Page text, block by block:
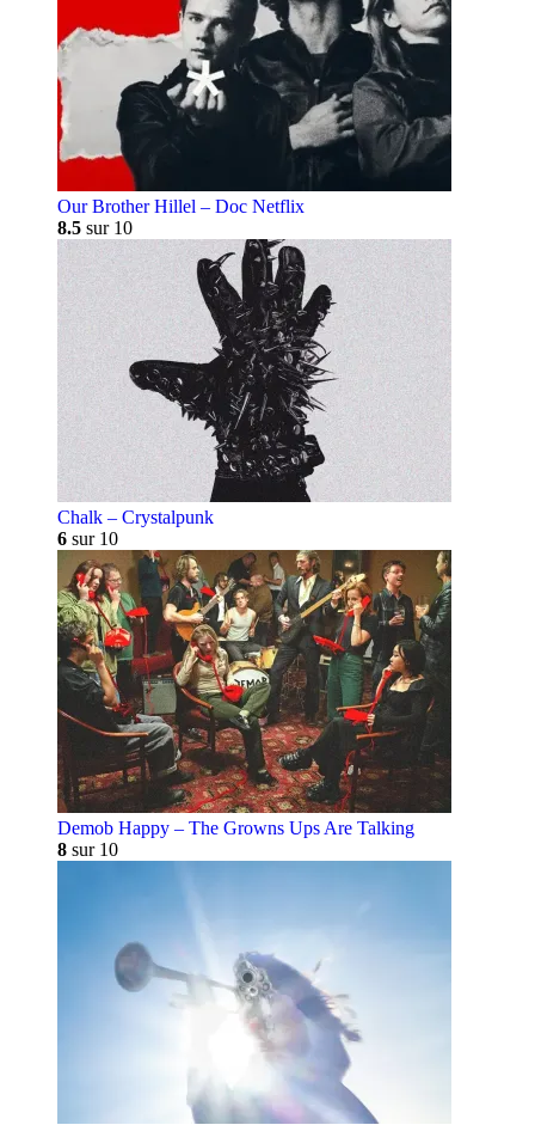
Our Brother Hillel – Doc Netflix
8.5 sur 10
Chalk – Crystalpunk
6 sur 10
Demob Happy – The Growns Ups Are Talking
8 sur 10